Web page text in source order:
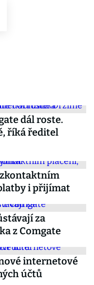
dál roste.
říká ředitel
i přijímat
za
z Comgate
internetové
účtů